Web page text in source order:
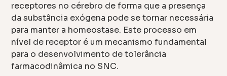
receptores no cérebro de forma que a presença
da substância exógena pode se tornar necessária
para manter a homeostase. Este processo em
nível de receptor é um mecanismo fundamental
para o desenvolvimento de tolerância
farmacodinâmica no SNC.